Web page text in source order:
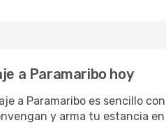
a Paramaribo hoy
a Paramaribo es sencillo
y arma tu estancia